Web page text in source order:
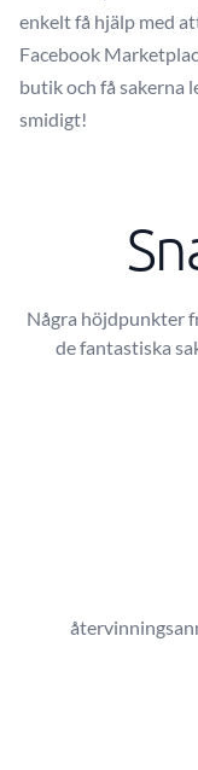
enkelt få hjälp med
Facebook
butik och få sakerna
smidigt!
Några höjdpunkter
de fantastiska